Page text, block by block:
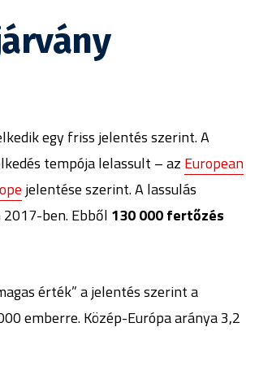
egy friss jelentés szerint. A
tempója lelassult – az European
jelentése szerint. A lassulás
ben. Ebből 130 000 fertőzés
érték” a jelentés szerint a
emberre. Közép-Európa aránya 3,2